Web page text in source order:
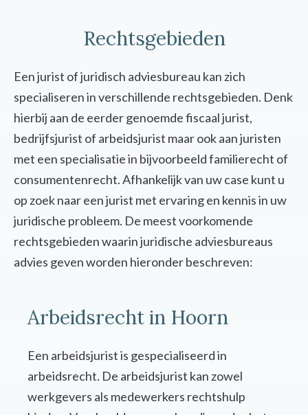
Rechtsgebieden
Een jurist of juridisch adviesbureau kan zich
specialiseren in verschillende rechtsgebieden. Denk
hierbij aan de eerder genoemde fiscaal jurist,
bedrijfsjurist of arbeidsjurist maar ook aan juristen
met een specialisatie in bijvoorbeeld familierecht of
consumentenrecht. Afhankelijk van uw case kunt u
op zoek naar een jurist met ervaring en kennis in uw
juridische probleem. De meest voorkomende
rechtsgebieden waarin juridische adviesbureaus
advies geven worden hieronder beschreven:
Arbeidsrecht in Hoorn
Een arbeidsjurist is gespecialiseerd in
arbeidsrecht. De arbeidsjurist kan zowel
werkgevers als medewerkers rechtshulp